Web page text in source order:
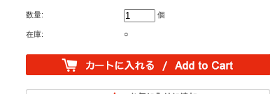
数量: 個
在庫: ○